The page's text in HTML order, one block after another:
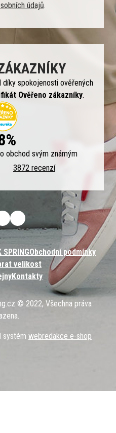
údajů.
spokojenosti ověřených
Ověřeno zákazníky.
obchod svým známým
3872 recenzí
SPRINGObchodní podmínky
velikost
Kontakty
© 2022, Všechna práva
systém webredakce e-shop